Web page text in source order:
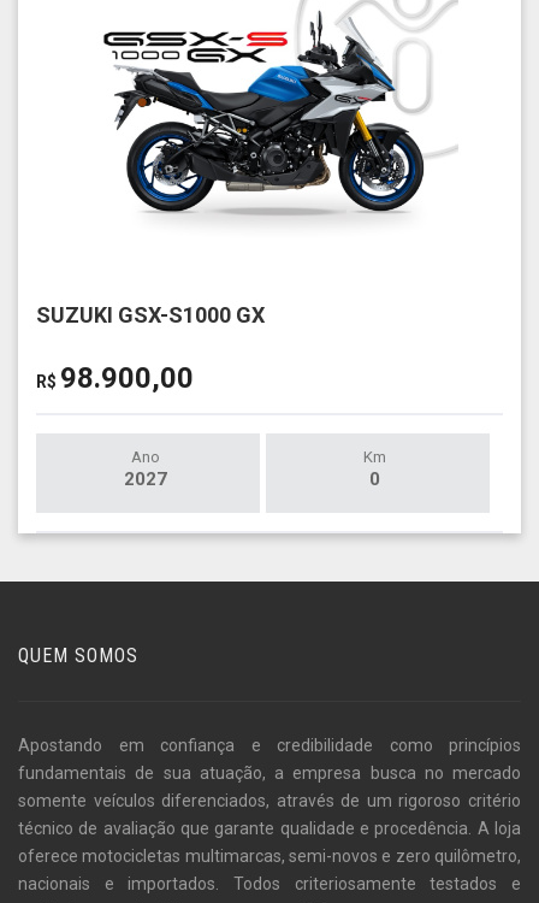
SUZUKI GSX-S1000 GX
R$ 98.900,00
Ano
2027
Km
0
QUEM SOMOS
Apostando em confiança e credibilidade como princípios
fundamentais de sua atuação, a empresa busca no mercado
somente veículos diferenciados, através de um rigoroso critério
técnico de avaliação que garante qualidade e procedência. A loja
oferece motocicletas multimarcas, semi-novos e zero quilômetro,
nacionais e importados. Todos criteriosamente testados e